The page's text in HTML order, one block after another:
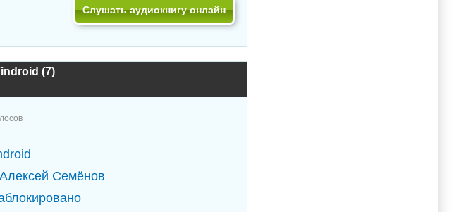
Слушать аудиокнигу онлайн
(7)
Алексей Семёнов